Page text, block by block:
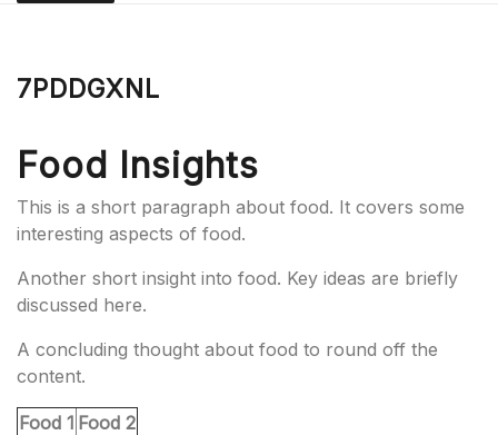
7PDDGXNL
Food Insights
This is a short paragraph about food. It covers some
interesting aspects of food.
Another short insight into food. Key ideas are briefly
discussed here.
A concluding thought about food to round off the
content.
Food 1 Food 2